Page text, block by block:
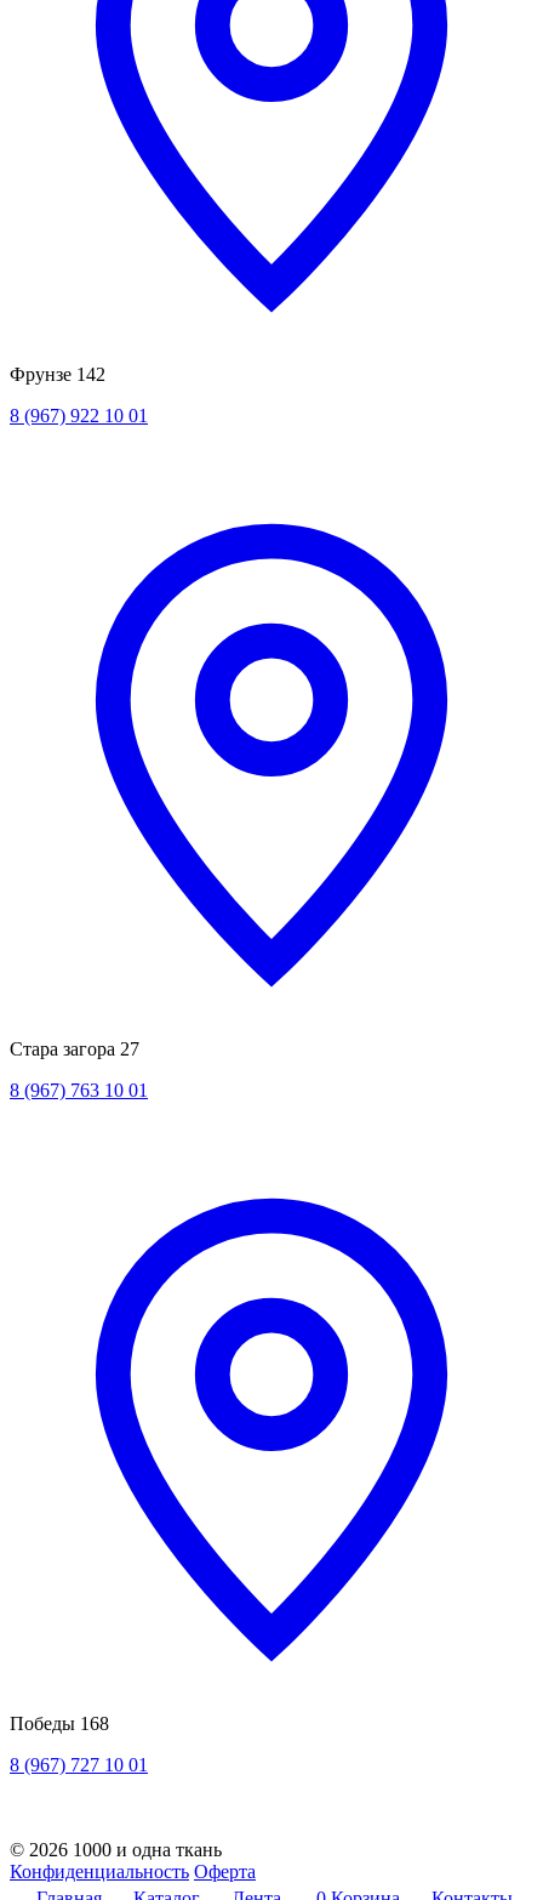
Фрунзе 142
8 (967) 922 10 01
Стара загора 27
8 (967) 763 10 01
Победы 168
8 (967) 727 10 01
© 2026 1000 и одна ткань
Конфиденциальность Оферта